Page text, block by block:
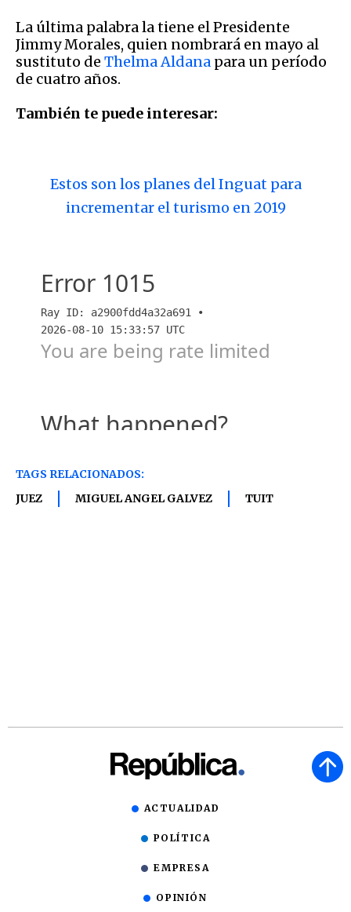
La última palabra la tiene el Presidente
Jimmy Morales, quien nombrará en mayo al
sustituto de Thelma Aldana para un período
de cuatro años.
También te puede interesar:
Estos son los planes del Inguat para
incrementar el turismo en 2019
TAGS RELACIONADOS:
JUEZ
MIGUEL ANGEL GALVEZ TUIT
ACTUALIDAD
POLÍTICA
EMPRESA
OPINIÓN